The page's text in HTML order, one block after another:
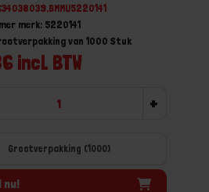
merk: 5220141
incl. BTW
van 1000 Stuk
+
Grootverpakking (1000)
nu!